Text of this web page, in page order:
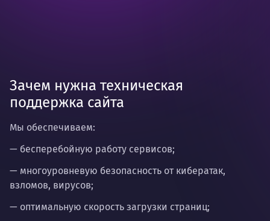
Зачем нужна техническая
поддержка сайта
Мы обеспечиваем:
— бесперебойную работу сервисов;
— многоуровневую безопасность от кибератак,
взломов, вирусов;
— оптимальную скорость загрузки страниц;